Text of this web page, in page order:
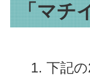
「マチ
下記